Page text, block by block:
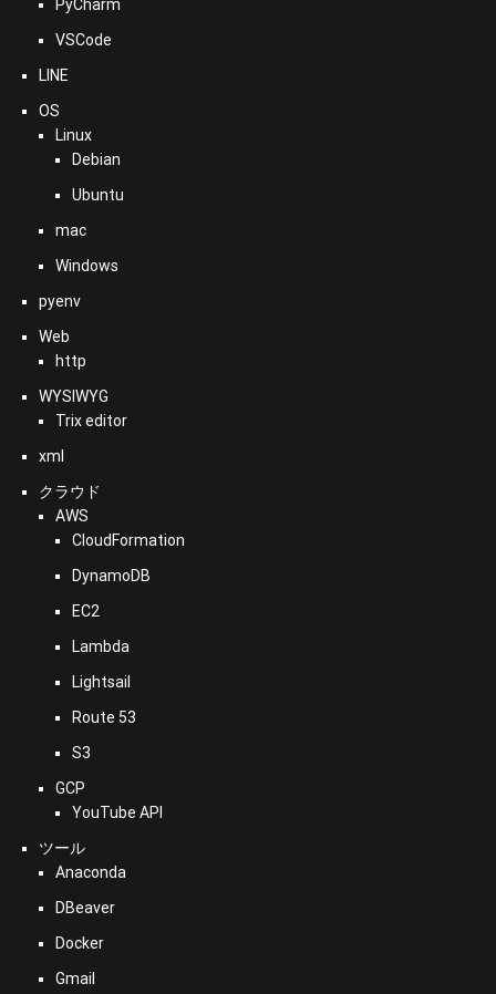
PyCharm
VSCode
LINE
OS
Linux
Debian
Ubuntu
mac
Windows
pyenv
Web
http
WYSIWYG
Trix editor
xml
クラウド
AWS
CloudFormation
DynamoDB
EC2
Lambda
Lightsail
Route 53
S3
GCP
YouTube API
ツール
Anaconda
DBeaver
Docker
Gmail